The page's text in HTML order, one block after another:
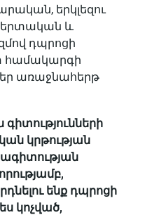
երկլեզու
և
դպրոցի
համակարգի
առաջնահերթ
կրթության
ենք դպրոցի
կոչված,